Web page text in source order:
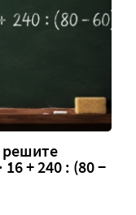
решите
16 + 240 : (80 −